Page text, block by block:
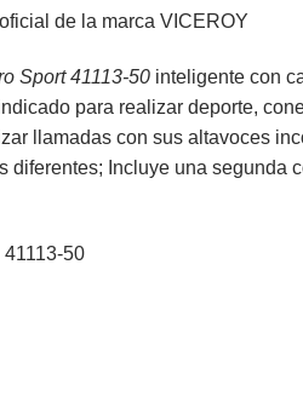
de la marca VICEROY
Sport 41113-50 inteligente con
para realizar deporte,
llamadas con sus altavoces
diferentes; Incluye una segunda
41113-50